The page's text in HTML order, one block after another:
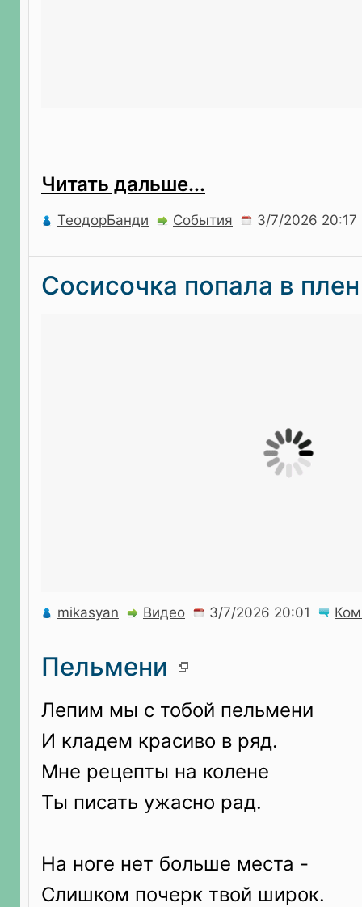
Читать дальше...
ТеодорБанди События
Сосисочка попала в плен
mikasyan Видео
Пельмени
Лепим мы с тобой пельмени
И кладем красиво в ряд.
Мне рецепты на колене
Ты писать ужасно рад.
На ноге нет больше места -
Слишком почерк твой широк.